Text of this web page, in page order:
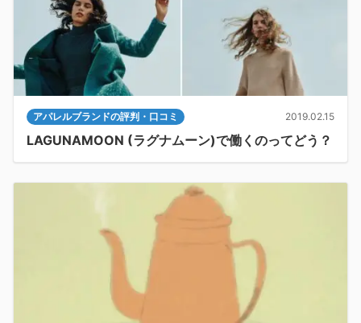
アパレルブランドの評判・口コミ 2019.02.15
LAGUNAMOON (ラグナムーン)で働くのってどう？